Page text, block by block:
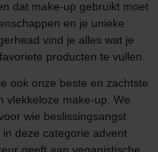
dat make-up gebruikt moet
en je unieke
vind je alles wat je
producten te vullen.
ook onze beste en zachtste
vlekkeloze make-up. We
wie beslissingsangst
deze categorie advent
geeft aan veganistische